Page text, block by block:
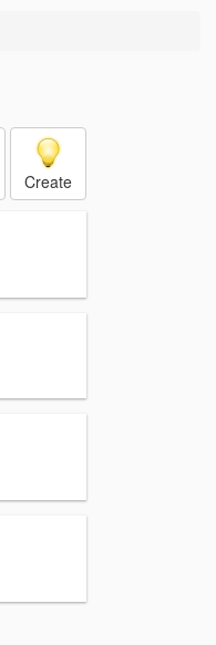
Create